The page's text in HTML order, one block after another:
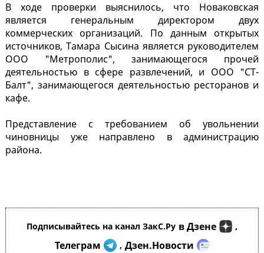
В ходе проверки выяснилось, что Новаковская
является генеральным директором двух
коммерческих организаций. По данным открытых
источников, Тамара Сысина является руководителем
ООО "Метрополис", занимающегося прочей
деятельностью в сфере развлечений, и ООО "СТ-
Балт", занимающегося деятельностью ресторанов и
кафе.
Представление с требованием об увольнении
чиновницы уже направлено в администрацию
района.
Подписывайтесь на канал ЗакС.Ру в Дзене ,
Телеграм , Дзен.Новости